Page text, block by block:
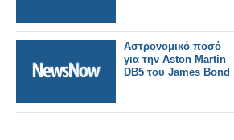
Αστρονομικό ποσό
για την Aston Martin
DB5 του James Bond